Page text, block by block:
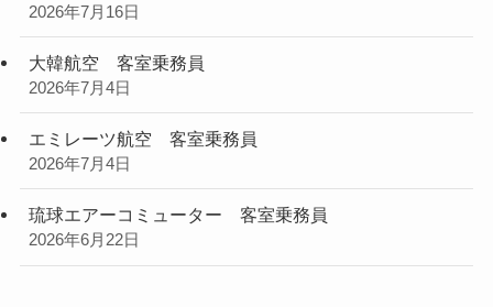
2026年7月16日
大韓航空 客室乗務員
2026年7月4日
エミレーツ航空 客室乗務員
2026年7月4日
琉球エアーコミューター 客室乗務員
2026年6月22日